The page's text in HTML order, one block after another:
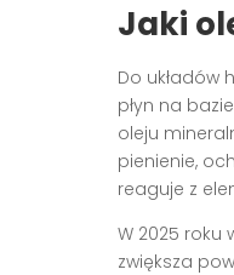
Jaki
Do układów
płyn na
oleju
pienienie,
reaguje z
W 2025 roku
zwiększa